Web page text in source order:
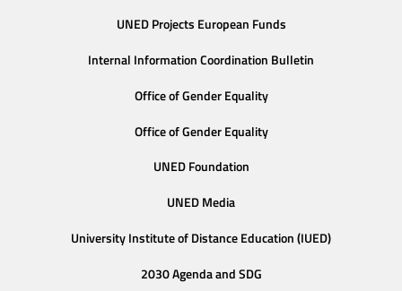
UNED Projects European Funds
Internal Information Coordination Bulletin
Office of Gender Equality
Office of Gender Equality
UNED Foundation
UNED Media
University Institute of Distance Education (IUED)
2030 Agenda and SDG